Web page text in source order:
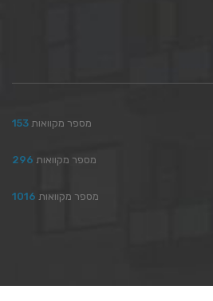
153 מספר מקוואות
296 מספר מקוואות
1016 מספר מקוואות